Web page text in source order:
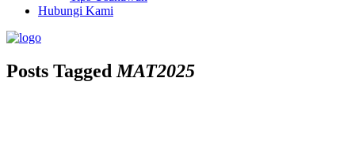
Hubungi Kami
Posts Tagged MAT2025